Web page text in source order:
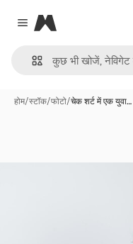
Close menu
Magnific
होम/स्टॉक/फोटो/चेक शर्ट में एक युवा…